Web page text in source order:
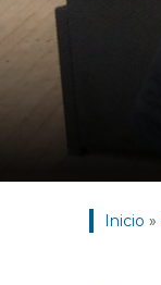
Inicio »